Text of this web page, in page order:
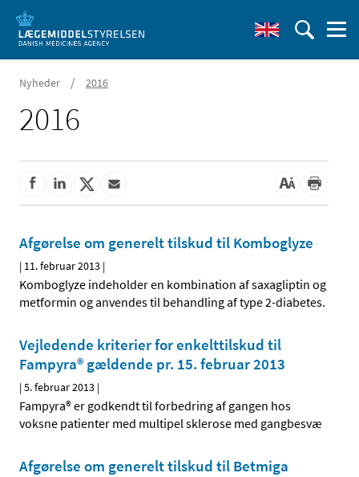
Nyheder / 2016
2016
Afgørelse om generelt tilskud til Komboglyze
| 11. februar 2013 |
Komboglyze indeholder en kombination af saxagliptin og
metformin og anvendes til behandling af type 2-diabetes.
Vejledende kriterier for enkelttilskud til
Fampyra® gældende pr. 15. februar 2013
|5. februar 2013 |
Fampyra® er godkendt til forbedring af gangen hos
voksne patienter med multipel sklerose med gangbesvæ
Afgørelse om generelt tilskud til Betmiga